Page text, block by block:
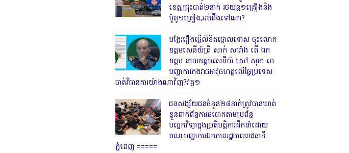
ខេត្ត,ជ្រុះបាត់២នាក់ រថយន្ត១គ្រឿងនិង
ម៉ូតូ១គ្រឿង,អត់ដឹងទៅណា?
បង្វែររឿងធ្វើលិខិតថ្កោលទោស ចុះលោក
ឧត្តមសេនីយ៍ត្រី សាក់ សារាំង តើ ឯក
ឧត្តម នាយឧត្តមសេនីយ៍ សៅ សុខា មេ
បញ្ជាការកងរាជអាវុធហត្ថលើផ្ទៃប្រទេស
ចាត់វិធានការយ៉ាងណាវិញ?វគ្គ១
ជនសង្ស័យជនចំនួន២៨នាក់ត្រូវបានឃាត់
ខ្លួនពាក់ព័ន្ធការឆបោកតាមប្រព័ន្ធ
បច្ចេកវិទ្យាក្នុងប្រតិបត្តិការដឹកនាំដោយ
គណៈបញ្ជាការឯកភាពរដ្ឋបាលរាជធានី
ភ្នំពេញ ‎=====